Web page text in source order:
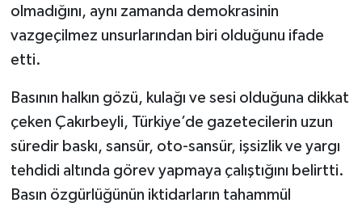
olmadığını, aynı zamanda demokrasinin
vazgeçilmez unsurlarından biri olduğunu ifade
etti.
Basının halkın gözü, kulağı ve sesi olduğuna dikkat
çeken Çakırbeyli, Türkiye’de gazetecilerin uzun
süredir baskı, sansür, oto-sansür, işsizlik ve yargı
tehdidi altında görev yapmaya çalıştığını belirtti.
Basın özgürlüğünün iktidarların tahammül
SPOR
TEKNOLOJİ